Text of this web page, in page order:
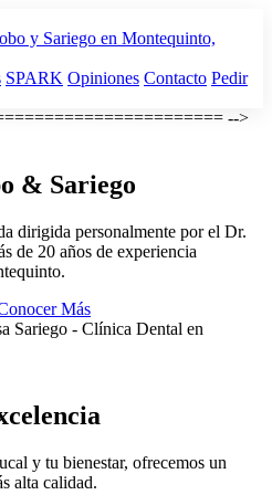
SPARK Opiniones Contacto Pedir
-->
& Sariego
dirigida personalmente por el Dr.
de 20 años de experiencia
Más
y tu bienestar, ofrecemos un
alta calidad.